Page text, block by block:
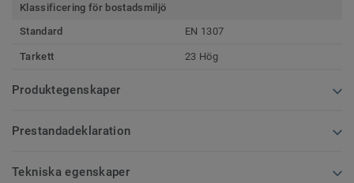
Klassificering för bostadsmiljö
Standard
EN 1307
Tarkett 23 Hög
Produktegenskaper
Prestandadeklaration
Tekniska egenskaper